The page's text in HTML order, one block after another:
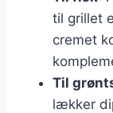
til grillet
cremet
Til
lækker